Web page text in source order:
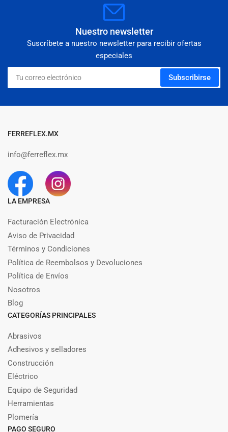
Nuestro newsletter
Suscríbete a nuestro newsletter para recibir ofertas
especiales
Tu
correo
electrónico
Subscribirse
FERREFLEX.MX
info@ferreflex.mx
LA EMPRESA
Facturación Electrónica
Aviso de Privacidad
Términos y Condiciones
Política de Reembolsos y Devoluciones
Política de Envíos
Nosotros
Blog
CATEGORÍAS PRINCIPALES
Abrasivos
Adhesivos y selladores
Construcción
Eléctrico
Equipo de Seguridad
Herramientas
Plomería
PAGO SEGURO